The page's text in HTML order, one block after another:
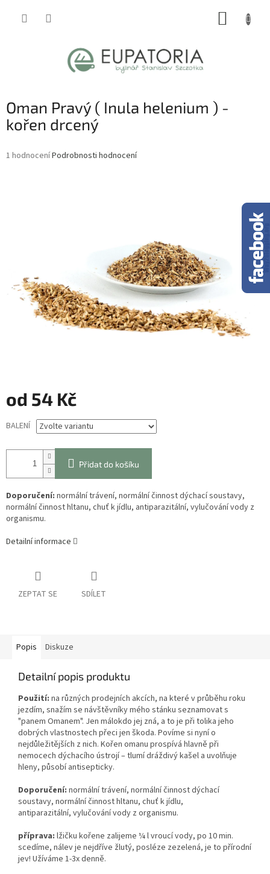
Oman Pravý ( Inula helenium ) -
kořen drcený
Průměrné
1 hodnoceníPodrobnosti hodnocení
od 54 Kč
Měrná
cena:
BALENÍ
Přidat do košíku
Doporučení: normální trávení, normální činnost dýchací soustavy,
normální činnost hltanu, chuť k jídlu, antiparazitální, vylučování vody z
organismu.
Detailní informace
ZEPTAT SE SDÍLET
Popis Diskuze
Detailní popis produktu
Použití: na různých prodejních akcích, na které v průběhu roku
jezdím, snažím se návštěvníky mého stánku seznamovat s
"panem Omanem". Jen málokdo jej zná, a to je při tolika jeho
dobrých vlastnostech přeci jen škoda. Povíme si nyní o
nejdůležitějších z nich. Kořen omanu prospívá hlavně při
nemocech dýchacího ústrojí – tlumí dráždivý kašel a uvolňuje
hleny, působí antisepticky.
Doporučení: normální trávení, normální činnost dýchací
soustavy, normální činnost hltanu, chuť k jídlu,
antiparazitální, vylučování vody z organismu.
příprava: lžičku kořene zalijeme ¼ l vroucí vody, po 10 min.
scedíme, nálev je nejdříve žlutý, posléze zezelená, je to přírodní
jev! Užíváme 1-3x denně.